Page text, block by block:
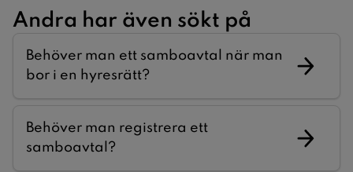
Andra har även sökt på
Behöver man ett samboavtal när man
bor i en hyresrätt?
Behöver man registrera ett
samboavtal?